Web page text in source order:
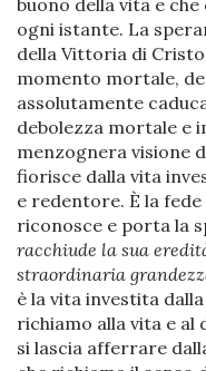
ogni istante. La
della Vittoria di
momento mortale,
assolutamente
debolezza mortale e
menzognera visione
fiorisce dalla vita
e redentore. È la
riconosce e porta la
racchiude la sua
straordinaria
è la vita investita
richiamo alla vita e al
si lascia afferrare